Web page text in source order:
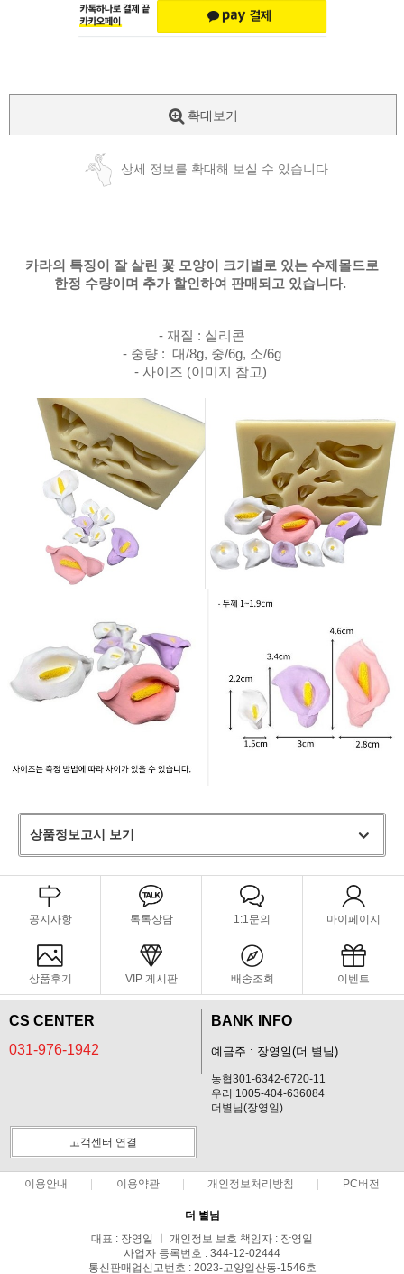
확대보기
상세 정보를 확대해 보실 수 있습니다
카라의 특징이 잘 살린 꽃 모양이 크기별로 있는 수제몰드로
한정 수량이며 추가 할인하여 판매되고 있습니다.
- 재질 : 실리콘
- 중량 : 대/8g, 중/6g, 소/6g
- 사이즈 (이미지 참고)
상품정보고시 보기
공지사항 톡톡상담 1:1문의 마이페이지
상품후기 VIP 게시판 배송조회 이벤트
CS CENTER
031-976-1942
BANK INFO
예금주 : 장영일(더 별님)
농협301-6342-6720-11
우리 1005-404-636084
더별님(장영일)
고객센터 연결
이용안내 이용약관 개인정보처리방침 PC버전
더 별님
대표 : 장영일 ㅣ 개인정보 보호 책임자 : 장영일
사업자 등록번호 : 344-12-02444
통신판매업신고번호 : 2023-고양일산동-1546호